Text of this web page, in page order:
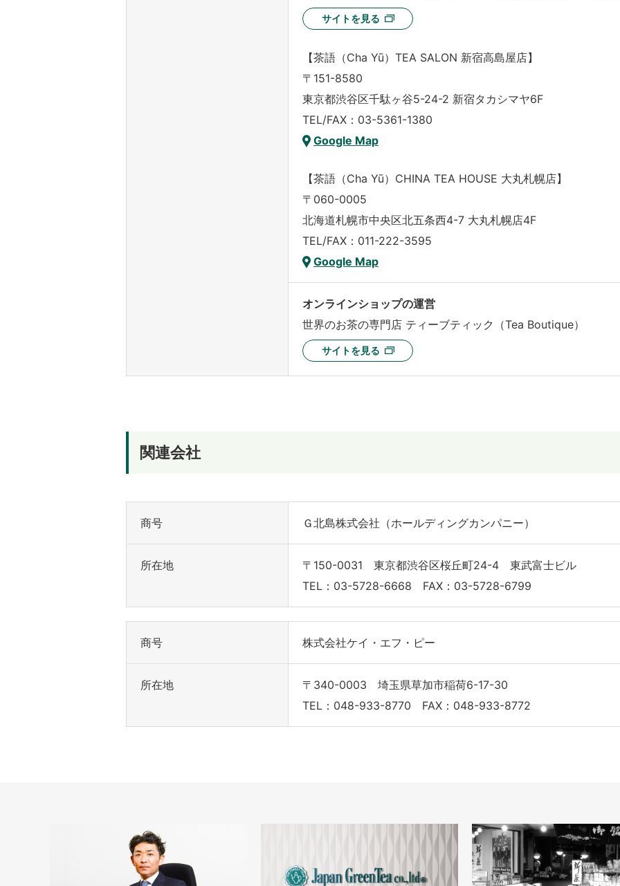
サイトを見る
【茶語（Cha Yū）TEA SALON 新宿高島屋店】
〒151-8580
東京都渋谷区千駄ヶ谷5-24-2 新宿タカシマヤ6F
TEL/FAX：03-5361-1380
Google Map
【茶語（Cha Yū）CHINA TEA HOUSE 大丸札幌店】
〒060-0005
北海道札幌市中央区北五条西4-7 大丸札幌店4F
TEL/FAX：011-222-3595
Google Map
オンラインショップの運営
世界のお茶の専門店 ティーブティック（Tea Boutique）
サイトを見る
関連会社
商号 Ｇ北島株式会社（ホールディングカンパニー）
所在地
〒150-0031 東京都渋谷区桜丘町24-4 東武富士ビル
TEL：03-5728-6668 FAX：03-5728-6799
商号 株式会社ケイ・エフ・ピー
所在地
〒340-0003 埼玉県草加市稲荷6-17-30
TEL：048-933-8770 FAX：048-933-8772